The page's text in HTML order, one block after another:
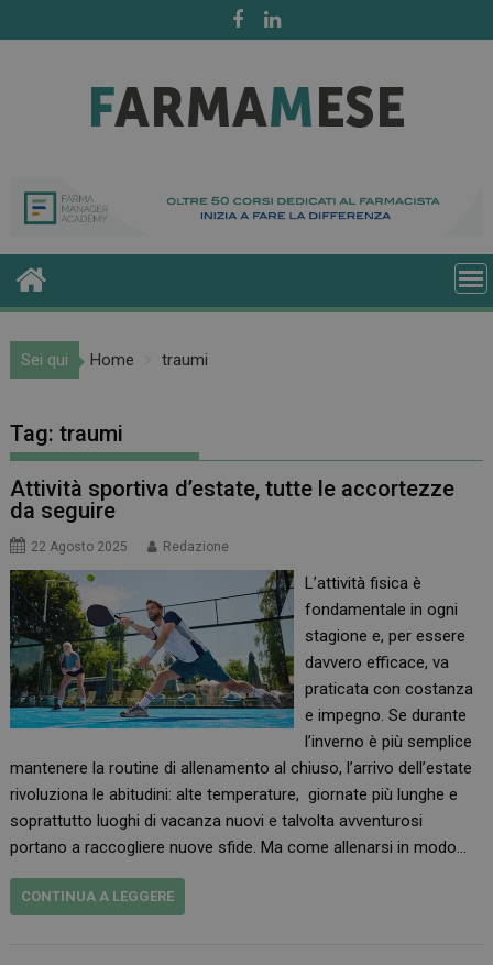
to
Sei qui Home traumi
Tag:traumi
Attività sportiva d’estate, tutte le accortezze
da seguire
22 Agosto 2025 Redazione
L’attività fisica è
fondamentale in ogni
stagione e, per essere
davvero efficace, va
praticata con costanza
e impegno. Se durante
l’inverno è più semplice
mantenere la routine di allenamento al chiuso, l’arrivo dell’estate
rivoluziona le abitudini: alte temperature, giornate più lunghe e
soprattutto luoghi di vacanza nuovi e talvolta avventurosi
portano a raccogliere nuove sfide. Ma come allenarsi in modo…
CONTINUA A LEGGERE